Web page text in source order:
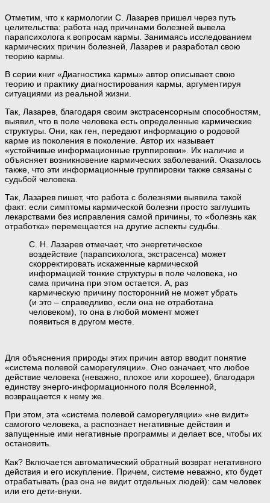
Отметим, что к кармологии С. Лазарев пришел через путь
целительства: работа над причинами болезней вывела
парапсихолога к вопросам кармы. Занимаясь исследованием
кармических причин болезней, Лазарев и разработал свою
теорию кармы.
В серии книг «Диагностика кармы» автор описывает свою
теорию и практику диагностирования кармы, аргументируя
ситуациями из реальной жизни.
Так, Лазарев, благодаря своим экстрасенсорным способностям,
выявил, что в поле человека есть определенные кармические
структуры. Они, как ген, передают информацию о родовой
карме из поколения в поколение. Автор их называет
«устойчивые информационные группировки». Их наличие и
объясняет возникновение кармических заболеваний. Оказалось
также, что эти информационные группировки также связаны с
судьбой человека.
Так, Лазарев пишет, что работа с болезнями выявила такой
факт: если симптомы кармической болезни просто заглушить
лекарствами без исправления самой причины, то «болезнь как
отработка» перемещается на другие аспекты судьбы.
С. Н. Лазарев отмечает, что энергетическое
воздействие (парапсихолога, экстрасенса) может
скорректировать искаженные кармической
информацией тонкие структуры в поле человека, но
сама причина при этом остается. А, раз
кармическую причину посторонний не может убрать
(и это – справедливо, если она не отработана
человеком), то она в любой момент может
появиться в другом месте.
Для объяснения природы этих причин автор вводит понятие
«система полевой саморегуляции». Оно означает, что любое
действие человека (неважно, плохое или хорошее), благодаря
единству энерго-информационного поля Вселенной,
возвращается к нему же.
При этом, эта «система полевой саморегуляции» «не видит»
самогого человека, а распознает негативные действия и
запущенные ими негативные программы и делает все, чтобы их
остановить.
Как? Включается автоматический обратный возврат негативного
действия и его искупление. Причем, системе неважно, кто будет
отрабатывать (раз она не видит отдельных людей): сам человек
или его дети-внуки.